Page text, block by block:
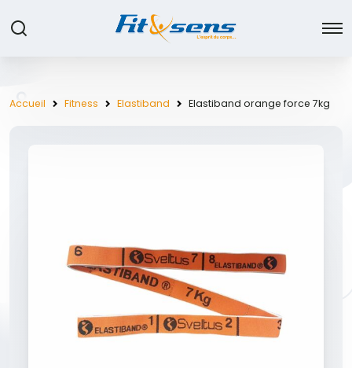
Accueil Fitness Elastiband Elastiband orange force 7kg